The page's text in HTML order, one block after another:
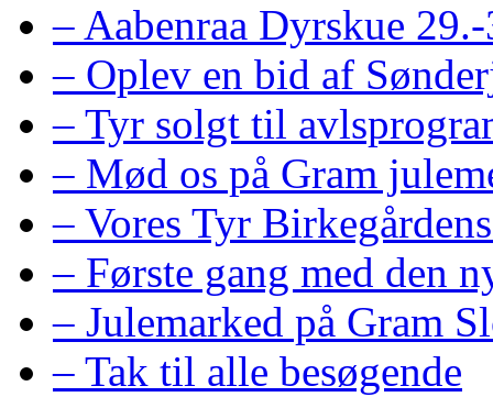
– Aabenraa Dyrskue
– Oplev en bid af
– Tyr solgt til
– Mød os på Gram
– Vores Tyr
– Første gang med den
– Julemarked på Gram
– Tak til alle besøgende